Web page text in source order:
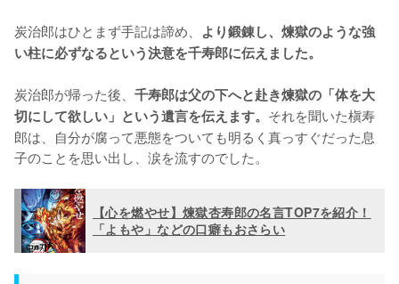
炭治郎はひとまず手記は諦め、 より鍛錬し、煉獄のような強
い柱に必ずなるという決意を千寿郎に伝えました。
炭治郎が帰った後、 千寿郎は父の下へと赴き煉獄の「体を大
切にして欲しい」という遺言を伝えます。 それを聞いた槇寿
郎は、自分が腐って悪態をついても明るく真っすぐだった息
子のことを思い出し、涙を流すのでした。
【心を燃やせ】煉獄杏寿郎の名言TOP7を紹介！
「よもや」などの口癖もおさらい